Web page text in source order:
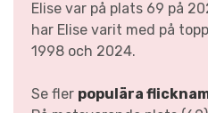
Elise var på plats 69 på
har Elise varit med på
1998 och 2024.
Se fler populära